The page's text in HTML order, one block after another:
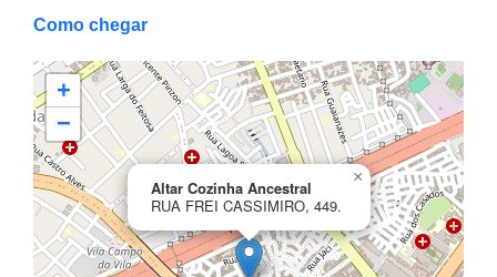
Como chegar
Altar Cozinha Ancestral
RUA FREI CASSIMIRO, 449.
×
+
−